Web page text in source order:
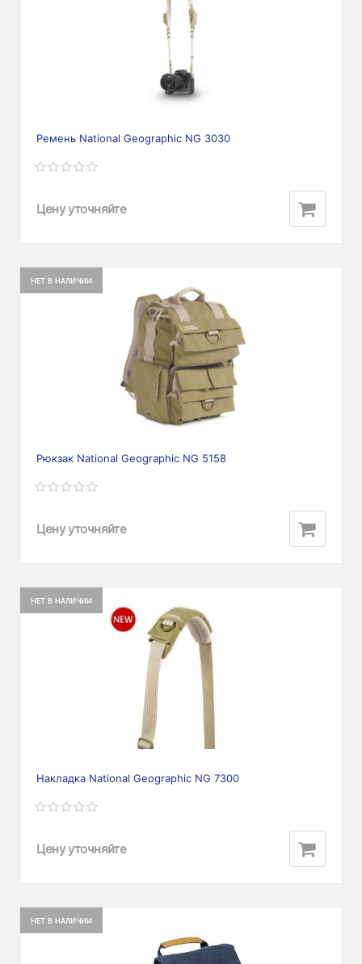
Ремень National Geographic NG 3030
Цену уточняйте
НЕТ В НАЛИЧИИ
Рюкзак National Geographic NG 5158
Цену уточняйте
НЕТ В НАЛИЧИИ
Накладка National Geographic NG 7300
Цену уточняйте
НЕТ В НАЛИЧИИ